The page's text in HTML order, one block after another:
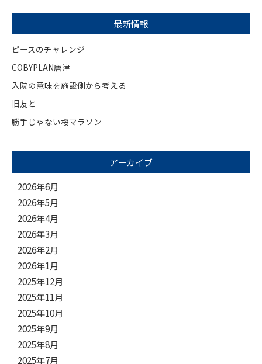
最新情報
ピースのチャレンジ
COBYPLAN唐津
入院の意味を施設側から考える
旧友と
勝手じゃない桜マラソン
アーカイブ
2026年6月
2026年5月
2026年4月
2026年3月
2026年2月
2026年1月
2025年12月
2025年11月
2025年10月
2025年9月
2025年8月
2025年7月